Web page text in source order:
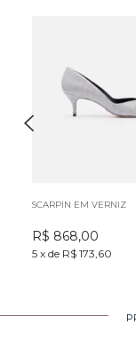
SCARPIN EM VERNIZ
R$ 868,00
5 x de R$ 173,60